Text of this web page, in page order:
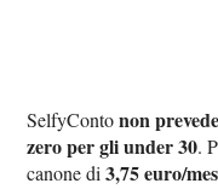
SelfyContonon
zero per gli under 30.
canone di3,75 euro/